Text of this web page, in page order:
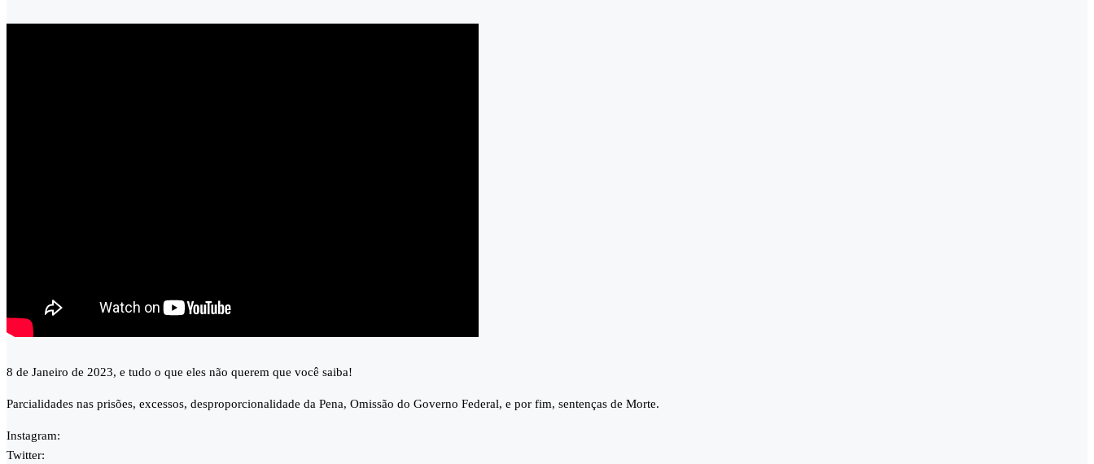
8 de Janeiro de 2023, e tudo o que eles não querem que você saiba!
Parcialidades nas prisões, excessos, desproporcionalidade da Pena, Omissão do Governo Federal, e por fim, sentenças de Morte.
Instagram:
Twitter: